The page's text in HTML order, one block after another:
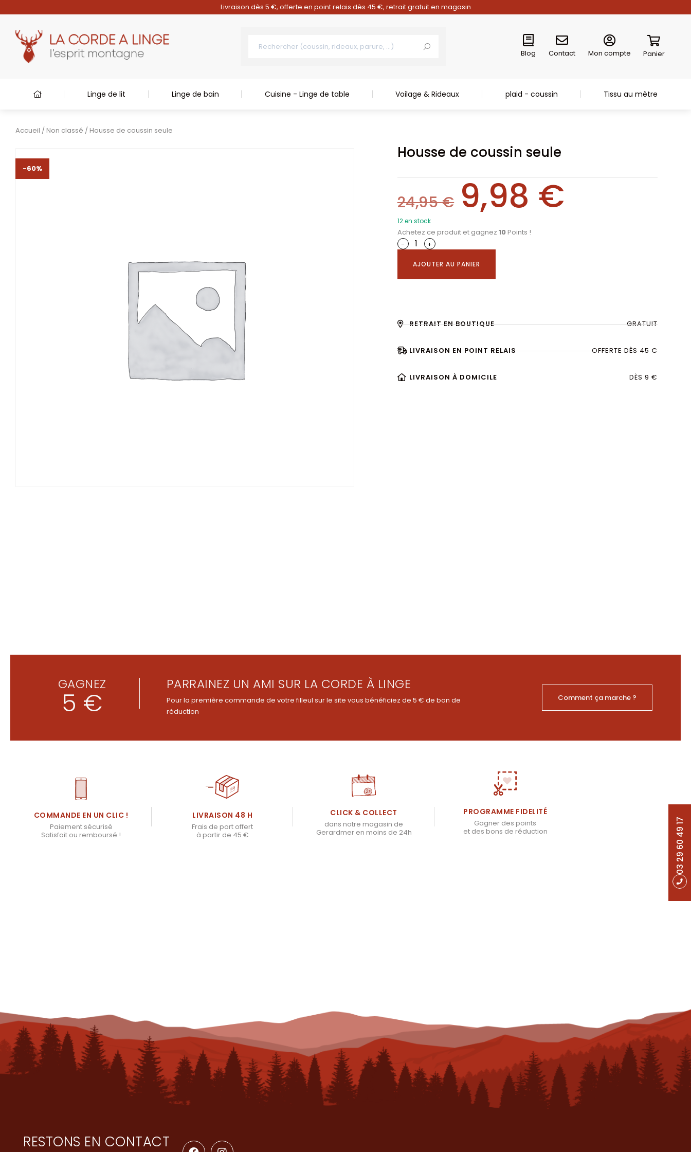
Livraison dès 5 €, offerte en point relais dès 45 €, retrait gratuit en magasin
Blog Contact Mon compte Panier
Linge de lit Linge de bain Cuisine - Linge de table Voilage & Rideaux plaid - coussin Tissu au mètre
03 29 60 49 17
Accueil / Non classé / Housse de coussin seule
-60%
Housse de coussin seule
24,95€ 9,98 €
12 en stock
Achetez ce produit et gagnez 10Points !
-
+
AJOUTER AU PANIER
RETRAIT EN BOUTIQUE GRATUIT
LIVRAISON EN POINT RELAIS OFFERTE DÈS 45 €
LIVRAISON À DOMICILE DÈS 9 €
GAGNEZ
5 €
PARRAINEZ UN AMI SUR LA CORDE À LINGE
Pour la première commande de votre filleul sur le site vous bénéficiez de 5 € de bon de
réduction
Comment ça marche ?
COMMANDE EN UN CLIC !
Paiement sécurisé
Satisfait ou remboursé !
LIVRAISON 48 H
Frais de port offert
à partir de 45 €
CLICK & COLLECT
dans notre magasin de
Gerardmer en moins de 24h
PROGRAMME FIDELITÉ
Gagner des points
et des bons de réduction
RESTONS EN CONTACT